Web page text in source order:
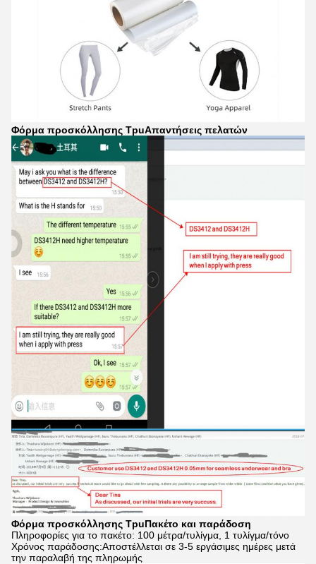
Φόρμα προσκόλλησης TpuΑπαντήσεις πελατών
Φόρμα προσκόλλησης TpuΠακέτο και παράδοση
Πληροφορίες για το πακέτο: 100 μέτρα/τυλίγμα, 1 τυλίγμα/τόνο
Χρόνος παράδοσης:Αποστέλλεται σε 3-5 εργάσιμες ημέρες μετά
την παραλαβή της πληρωμής